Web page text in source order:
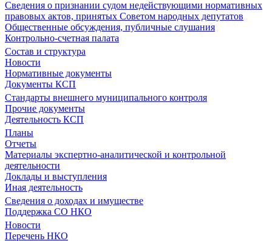
Сведения о признании судом недействующими нормативных
правовых актов, принятых Советом народных депутатов
Общественные обсуждения, публичные слушания
Контрольно-счетная палата
Состав и структура
Новости
Нормативные документы
Документы КСП
Стандарты внешнего муниципального контроля
Прочие документы
Деятельность КСП
Планы
Отчеты
Материалы экспертно-аналитической и контрольной
деятельности
Доклады и выступления
Иная деятельность
Сведения о доходах и имуществе
Поддержка СО НКО
Новости
Перечень НКО